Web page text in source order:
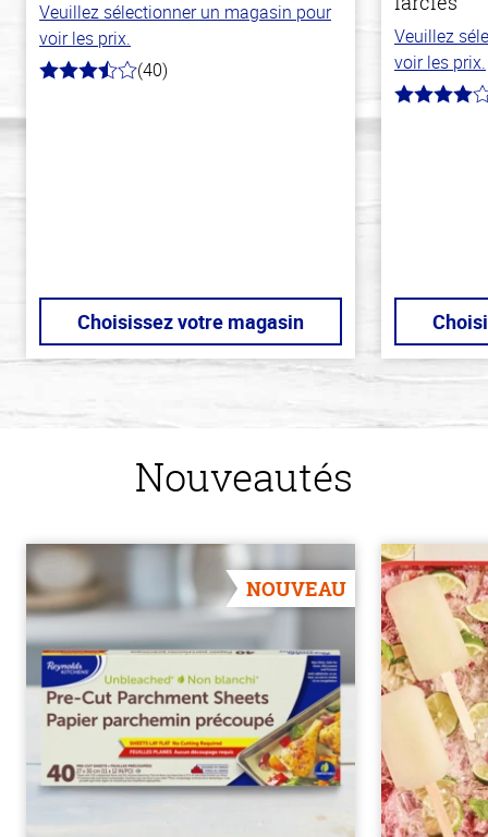
Veuillez sélectionner un magasin pour
voir les prix.
3.8
(40)
Choisissez votre magasin
Veuillez
voir les prix.
4.0
Nouveautés
NOUVEAU